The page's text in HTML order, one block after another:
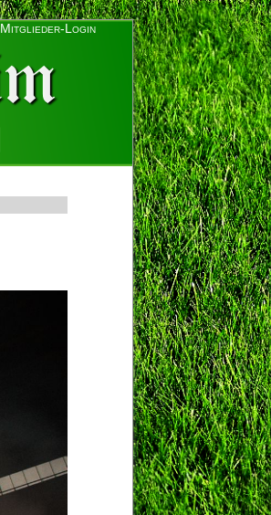
Mitglieder-Login